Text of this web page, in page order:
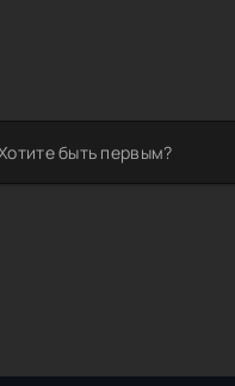
быть первым?